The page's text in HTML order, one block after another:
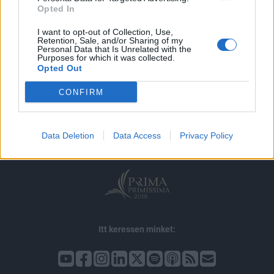
Opted In
I want to opt-out of Collection, Use,
Retention, Sale, and/or Sharing of my
Personal Data that Is Unrelated with the
Purposes for which it was collected.
Opted Out
CONFIRM
Data Deletion Data Access Privacy Policy
© 2026 Portfolio
impresszum
jogi nyilatkozat
kommentkezelés
ÁSZF
Itt keressen minket: